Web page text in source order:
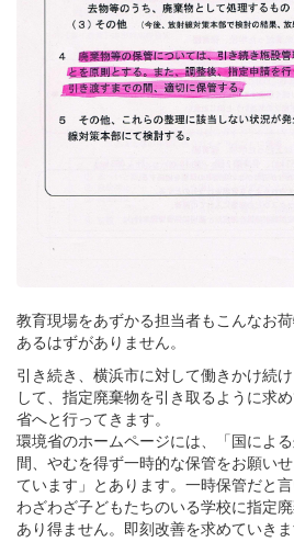
教育現場をあずかる担当者もこんなお
あるはずがありません。
引き続き、横浜市に対して働きかけ続
して、指定廃棄物を引き取るように求
省へと行ってきます。
環境省のホームページには、「国によ
間、やむを得ず一時的な保管をお願い
ています」とあります。一時保管だと
わざわざ子どもたちのいる学校に指定
あり得ません。即刻改善を求めていきま